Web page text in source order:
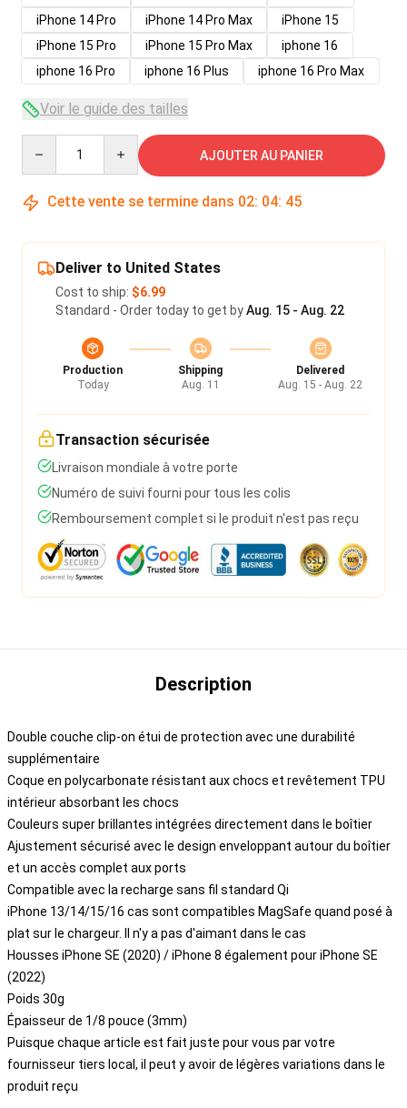
iPhone 14 Pro
iPhone 14 Pro Max
iPhone 15
iPhone 15 Pro
iPhone 15 Pro Max
iphone 16
iphone 16 Pro
iphone 16 Plus iphone 16 Pro Max
Voir le guide des tailles
AJOUTER AU PANIER
Cette vente se termine dans 02: 04: 45
Deliver to United States
Cost to ship: $6.99
Standard - Order today to get byAug. 15 - Aug. 22
Production
Today
Shipping
Aug. 11
Delivered
Aug. 15 - Aug. 22
Transaction sécurisée
Livraison mondiale à votre porte
Numéro de suivi fourni pour tous les colis
Remboursement complet si le produit n'est pas reçu
Description
Double couche clip-on étui de protection avec une durabilité
supplémentaire
Coque en polycarbonate résistant aux chocs et revêtement TPU
intérieur absorbant les chocs
Couleurs super brillantes intégrées directement dans le boîtier
Ajustement sécurisé avec le design enveloppant autour du boîtier
et un accès complet aux ports
Compatible avec la recharge sans fil standard Qi
iPhone 13/14/15/16 cas sont compatibles MagSafe quand posé à
plat sur le chargeur. Il n'y a pas d'aimant dans le cas
Housses iPhone SE (2020) / iPhone 8 également pour iPhone SE
(2022)
Poids 30g
Épaisseur de 1/8 pouce (3mm)
Puisque chaque article est fait juste pour vous par votre
fournisseur tiers local, il peut y avoir de légères variations dans le
produit reçu